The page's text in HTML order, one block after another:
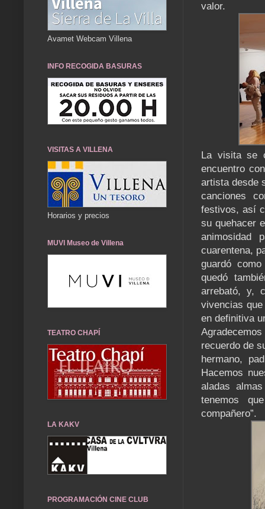
valor.
La visita se
encuentro
artista desde
canciones
festivos, así
su quehacer
animosidad
cuarentena,
guardó
quedó
arrebató, y,
vivencias
en definitiva
recuerdo de
hermano,
Hacemos
aladas
tenemos
compañero”.
Avamet Webcam Villena
INFO RECOGIDA BASURAS
VISITAS A VILLENA
Horarios y precios
MUVI Museo de Villena
TEATRO CHAPÍ
LA KAKV
PROGRAMACIÓN CINE CLUB